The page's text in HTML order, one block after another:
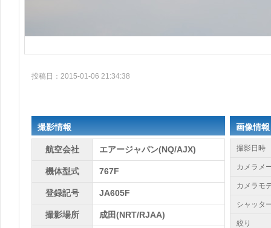
投稿日：2015-01-06 21:34:38
撮影情報
航空会社 エアージャパン(NQ/AJX)
機体型式 767F
登録記号 JA605F
撮影場所 成田(NRT/RJAA)
画像情報
撮影日時
カメラメ
カメラモ
シャッタ
絞り